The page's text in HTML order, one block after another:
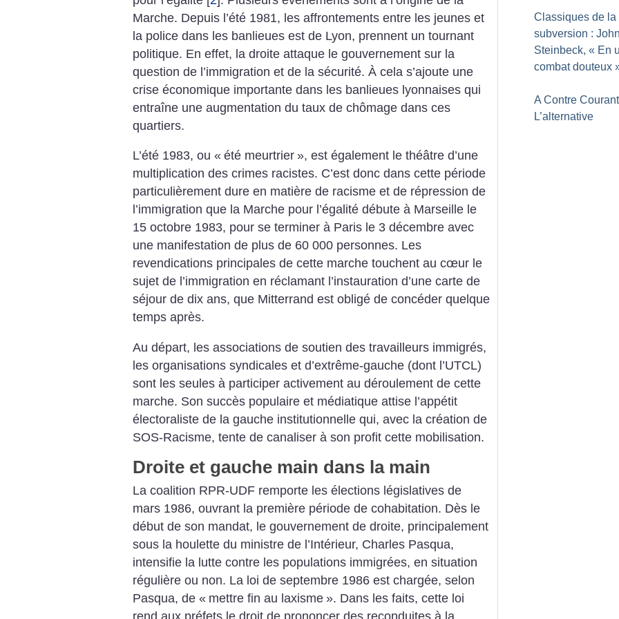
Marche. Depuis l’été 1981, les affrontements entre les jeunes et
la police dans les banlieues est de Lyon, prennent un tournant
politique. En effet, la droite attaque le gouvernement sur la
question de l’immigration et de la sécurité. À cela s’ajoute une
crise économique importante dans les banlieues lyonnaises qui
entraîne une augmentation du taux de chômage dans ces
quartiers.
L’été 1983, ou « été meurtrier », est également le théâtre d’une
multiplication des crimes racistes. C’est donc dans cette période
particulièrement dure en matière de racisme et de répression de
l’immigration que la Marche pour l’égalité débute à Marseille le
15 octobre 1983, pour se terminer à Paris le 3 décembre avec
une manifestation de plus de 60 000 personnes. Les
revendications principales de cette marche touchent au cœur le
sujet de l’immigration en réclamant l’instauration d’une carte de
séjour de dix ans, que Mitterrand est obligé de concéder quelque
temps après.
Au départ, les associations de soutien des travailleurs immigrés,
les organisations syndicales et d’extrême-gauche (dont l’UTCL)
sont les seules à participer activement au déroulement de cette
marche. Son succès populaire et médiatique attise l’appétit
électoraliste de la gauche institutionnelle qui, avec la création de
SOS-Racisme, tente de canaliser à son profit cette mobilisation.
Droite et gauche main dans la main
La coalition RPR-UDF remporte les élections législatives de
mars 1986, ouvrant la première période de cohabitation. Dès le
début de son mandat, le gouvernement de droite, principalement
sous la houlette du ministre de l’Intérieur, Charles Pasqua,
intensifie la lutte contre les populations immigrées, en situation
régulière ou non. La loi de septembre 1986 est chargée, selon
Pasqua, de « mettre fin au laxisme ». Dans les faits, cette loi
Classiques de la
subversion :
Steinbeck, « En
combat douteux
A Contre
L’alternative